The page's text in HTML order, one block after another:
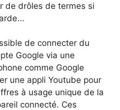
de drôles de termes si
de connecter du
Google via une
comme Google
une appli Youtube pour
à usage unique de la
connecté. Ces